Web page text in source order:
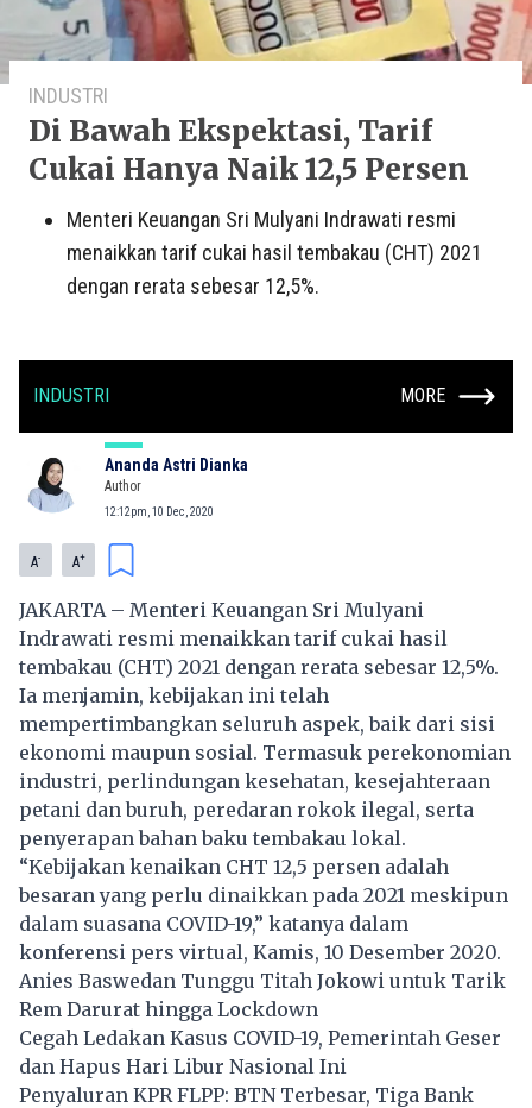
INDUSTRI
Di Bawah Ekspektasi, Tarif
Cukai Hanya Naik 12,5 Persen
Menteri Keuangan Sri Mulyani Indrawati resmi
menaikkan tarif cukai hasil tembakau (CHT) 2021
dengan rerata sebesar 12,5%.
INDUSTRI MORE
Ananda Astri Dianka
Author
12:12pm, 10 Dec, 2020
A- A+
JAKARTA – Menteri Keuangan Sri Mulyani
Indrawati resmi menaikkan tarif cukai hasil
tembakau (CHT) 2021 dengan rerata sebesar 12,5%.
Ia menjamin, kebijakan ini telah
mempertimbangkan seluruh aspek, baik dari sisi
ekonomi maupun sosial. Termasuk perekonomian
industri, perlindungan kesehatan, kesejahteraan
petani dan buruh, peredaran rokok ilegal, serta
penyerapan bahan baku tembakau lokal.
“Kebijakan kenaikan CHT 12,5 persen adalah
besaran yang perlu dinaikkan pada 2021 meskipun
dalam suasana COVID-19,” katanya dalam
konferensi pers virtual, Kamis, 10 Desember 2020.
Anies Baswedan Tunggu Titah Jokowi untuk Tarik
Rem Darurat hingga Lockdown
Cegah Ledakan Kasus COVID-19, Pemerintah Geser
dan Hapus Hari Libur Nasional Ini
Penyaluran KPR FLPP: BTN Terbesar, Tiga Bank